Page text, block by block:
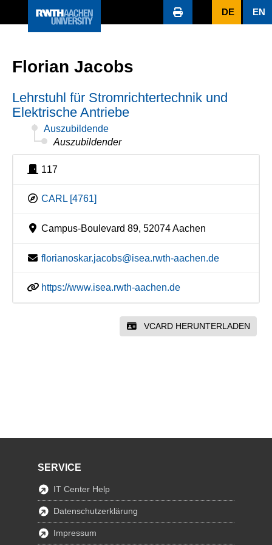
DE EN
Florian Jacobs
Lehrstuhl für Stromrichtertechnik und
Elektrische Antriebe
Auszubildende
Auszubildender
117
CARL [4761]
Campus-Boulevard 89, 52074 Aachen
florianoskar.jacobs@isea.rwth-aachen.de
https://www.isea.rwth-aachen.de
VCARD HERUNTERLADEN
SERVICE
IT Center Help
Datenschutzerklärung
Impressum